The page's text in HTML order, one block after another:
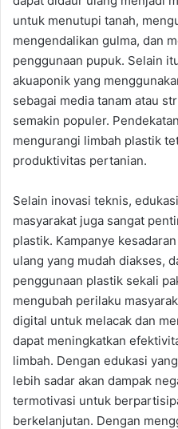
untuk menutupi tanah,
mengendalikan gulma, dan
penggunaan pupuk. Selain
akuaponik yang
sebagai media tanam atau
semakin populer.
mengurangi limbah plastik
produktivitas pertanian.
Selain inovasi teknis,
masyarakat juga sangat
plastik. Kampanye
ulang yang mudah diakses,
penggunaan plastik sekali
mengubah perilaku
digital untuk melacak dan
dapat meningkatkan
limbah. Dengan edukasi
lebih sadar akan dampak
termotivasi untuk
berkelanjutan. Dengan